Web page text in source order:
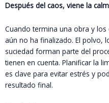
Después del caos, viene la
Cuando termina una obra y
aún no ha finalizado. El polvo,
suciedad forman parte del
tienen en cuenta. Planificar la
es clave para evitar estrés y
resultado final.